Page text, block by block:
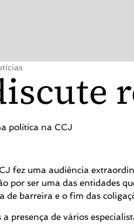
fez uma audiência
por ser uma das entidades
de barreira e o fim das
presença de vários